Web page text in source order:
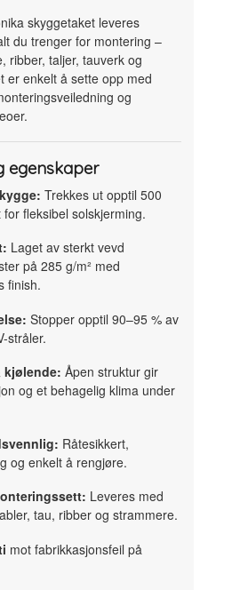
skyggetaket leveres
du trenger for montering –
ribber, taljer, tauverk og
er enkelt å sette opp med
og
egenskaper
Trekkes ut opptil 500
fleksibel solskjerming.
Laget av sterkt vevd
på 285 g/m² med
finish.
Stopper opptil 90–95 % av
stråler.
kjølende: Åpen struktur gir
og et behagelig klima under
Råtesikkert,
og enkelt å rengjøre.
Leveres med
tau, ribber og strammere.
mot fabrikkasjonsfeil på